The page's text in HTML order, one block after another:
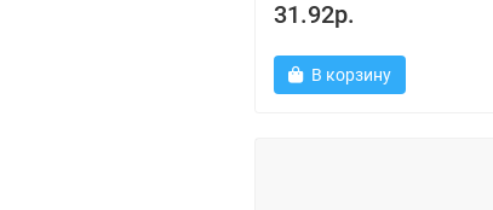
31.92р.
В корзину